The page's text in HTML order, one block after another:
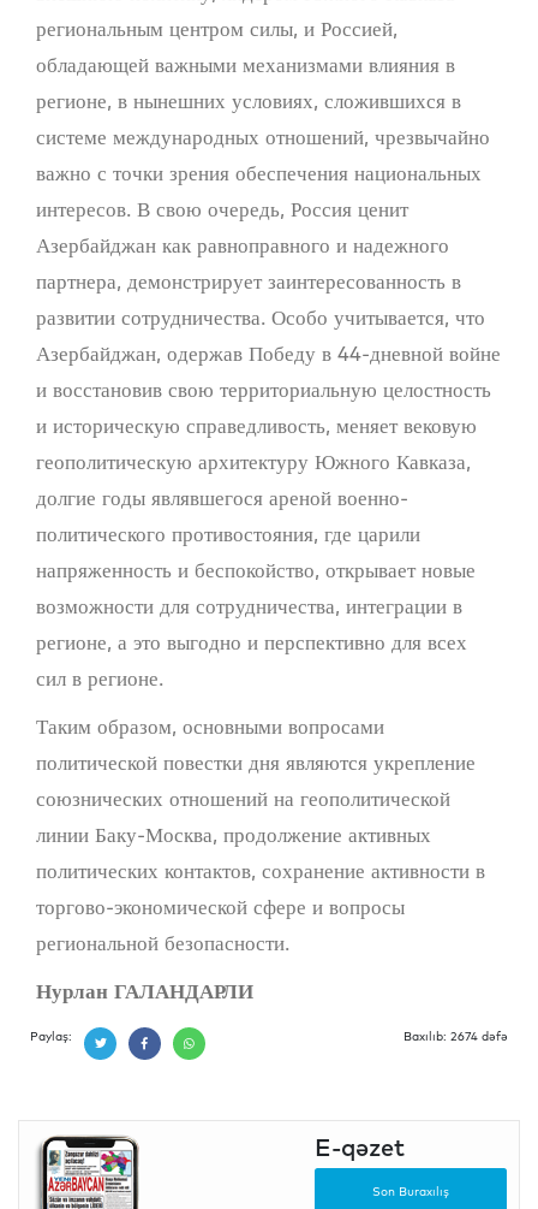
региональным центром силы, и Россией,
обладающей важными механизмами влияния в
регионе, в нынешних условиях, сложившихся в
системе международных отношений, чрезвычайно
важно с точки зрения обеспечения национальных
интересов. В свою очередь, Россия ценит
Азербайджан как равноправного и надежного
партнера, демонстрирует заинтересованность в
развитии сотрудничества. Особо учитывается, что
Азербайджан, одержав Победу в 44-дневной войне
и восстановив свою территориальную целостность
и историческую справедливость, меняет вековую
геополитическую архитектуру Южного Кавказа,
долгие годы являвшегося ареной военно-
политического противостояния, где царили
напряженность и беспокойство, открывает новые
возможности для сотрудничества, интеграции в
регионе, а это выгодно и перспективно для всех
сил в регионе.
Таким образом, основными вопросами
политической повестки дня являются укрепление
союзнических отношений на геополитической
линии Баку-Москва, продолжение активных
политических контактов, сохранение активности в
торгово-экономической сфере и вопросы
региональной безопасности.
Нурлан ГАЛАНДАРЛИ
Paylaş: Baxılıb: 2674 dəfə
E-qəzet
Son Buraxılış